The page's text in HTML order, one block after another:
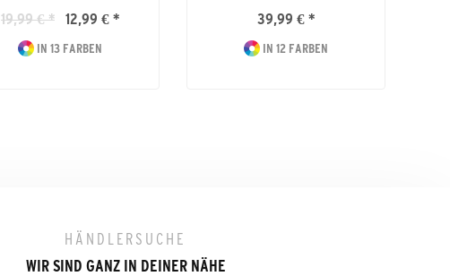
19,99 € * 12,99 € *
IN 13 FARBEN
39,99 € *
IN 12 FARBEN
HÄNDLERSUCHE
WIR SIND GANZ IN DEINER NÄHE